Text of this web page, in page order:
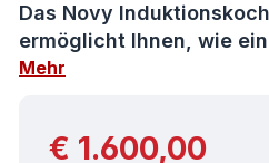
Das Novy
ermöglicht Ihnen, wie
Mehr
Regulärer Preis:
€ 1.600,00